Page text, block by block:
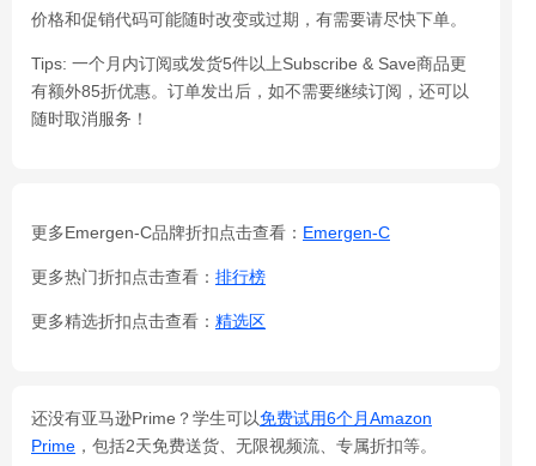
价格和促销代码可能随时改变或过期，有需要请尽快下单。
Tips: 一个月内订阅或发货5件以上Subscribe & Save商品更
有额外85折优惠。订单发出后，如不需要继续订阅，还可以
随时取消服务！
更多Emergen-C品牌折扣点击查看： Emergen-C
更多热门折扣点击查看： 排行榜
更多精选折扣点击查看： 精选区
还没有亚马逊Prime？学生可以免费试用6个月Amazon
Prime ，包括2天免费送货、无限视频流、专属折扣等。